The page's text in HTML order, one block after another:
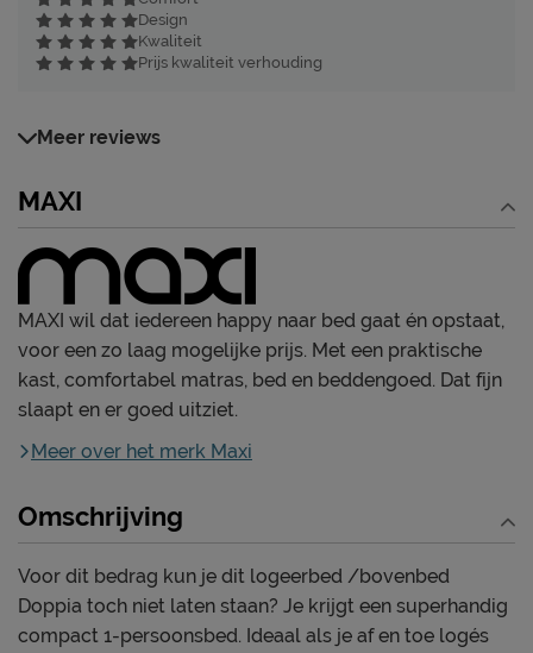
Design
Kwaliteit
Prijs kwaliteit verhouding
Meer reviews
MAXI
MAXI wil dat iedereen happy naar bed gaat én opstaat,
voor een zo laag mogelijke prijs. Met een praktische
kast, comfortabel matras, bed en beddengoed. Dat fijn
slaapt en er goed uitziet.
Meer over het merk Maxi
Omschrijving
Voor dit bedrag kun je dit logeerbed /bovenbed
Doppia toch niet laten staan? Je krijgt een superhandig
compact 1-persoonsbed. Ideaal als je af en toe logés